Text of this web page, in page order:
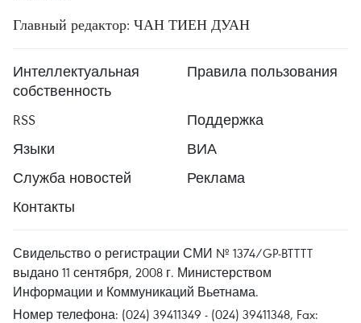
Главный редактор: ЧАН ТИЕН ДУАН
Интеллектуальная
собственность
Правила пользования
RSS
Поддержка
Языки
ВИА
Служба новостей
Реклама
Контакты
Свидельство о регистрации СМИ № 1374/GP-BTTTT
выдано 11 сентября, 2008 г. Министерством
Информации и Коммуникаций Вьетнама.
Номер телефона: (024) 39411349 - (024) 39411348, Fax: